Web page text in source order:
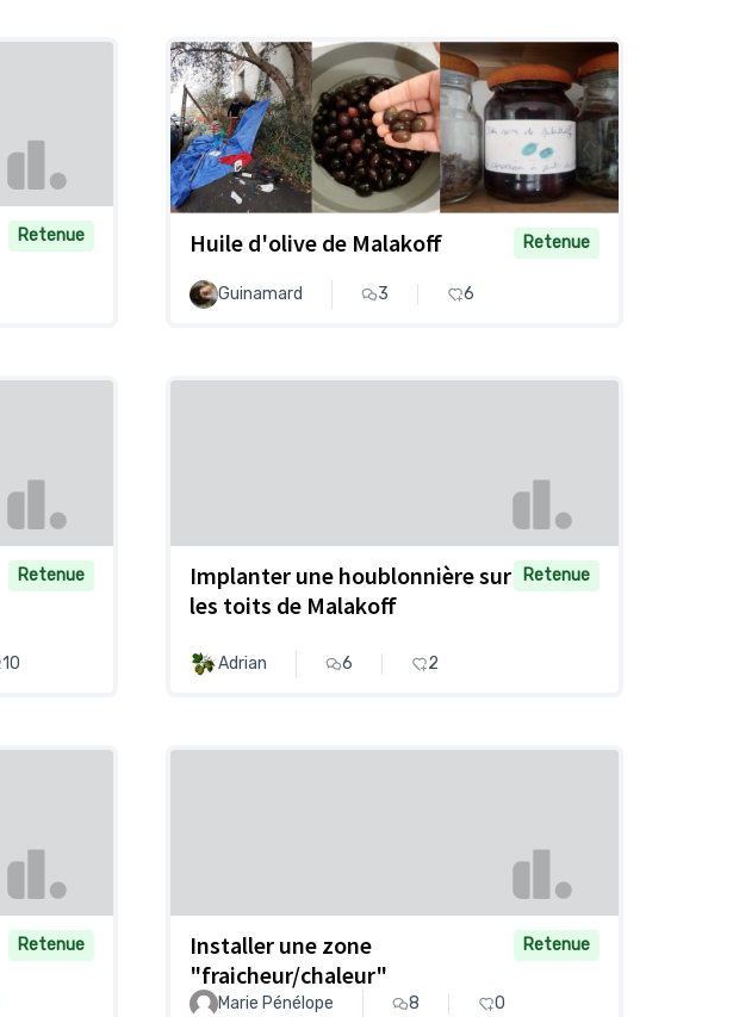
Retenue Huile d'olive de Malakoff Retenue
Guinamard 3 6
Retenue
10
Implanter une houblonnière sur
les toits de Malakoff
Retenue
Adrian 6 2
Retenue
Installer une zone
"fraicheur/chaleur"
Retenue
Marie Pénélope 8 0